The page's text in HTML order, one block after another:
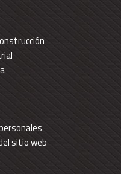
sitio web